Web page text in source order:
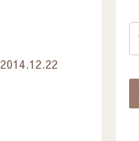
2014.12.22